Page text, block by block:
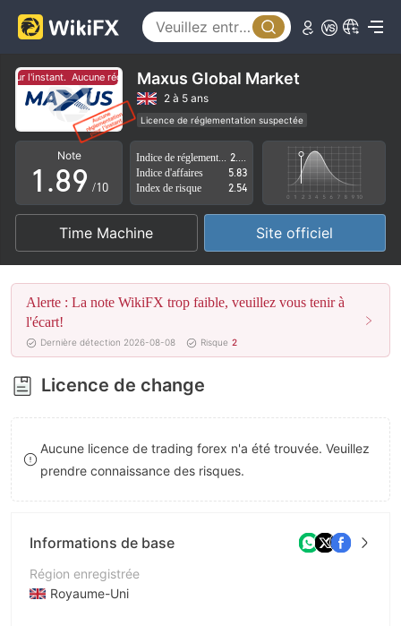
l'instant. Aucune réglementation pour l'instant.
Maxus Global Market
2 à 5 ans
Licence de réglementation suspectée
Région d'affaires suspectée
Risque élevé potentiel
Note
0
1
2
3
4
5
6
7
8
9
.
4
5
6
7
8
9
5
6
7
8
9 /10
Indice d'affaires
5.83
Index de risque
2.54
Time Machine Site officiel
Alerte : La note WikiFX trop faible, veuillez vous tenir à
l'écart!
Dernière détection 2026-08-08 Risque 2
Licence de change
Aucune licence de trading forex n'a été trouvée. Veuillez
prendre connaissance des risques.
Informations de base
Région enregistrée
Royaume-Uni